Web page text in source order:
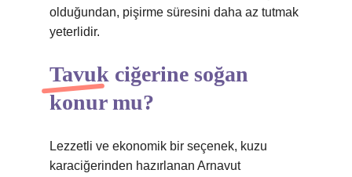
olduğundan, pişirme süresini daha az tutmak
yeterlidir.
Tavuk ciğerine soğan
konur mu?
Lezzetli ve ekonomik bir seçenek, kuzu
karaciğerinden hazırlanan Arnavut